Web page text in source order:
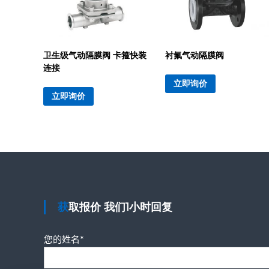
卫生级气动隔膜阀 卡箍快装
连接
立即询价
衬氟气动隔膜阀
立即询价
获取报价 我们1小时回复
您的姓名*